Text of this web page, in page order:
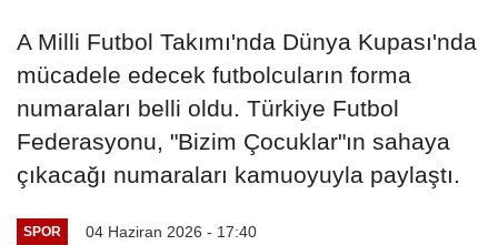
A Milli Futbol Takımı'nda Dünya Kupası'nda
mücadele edecek futbolcuların forma
numaraları belli oldu. Türkiye Futbol
Federasyonu, "Bizim Çocuklar"ın sahaya
çıkacağı numaraları kamuoyuyla paylaştı.
SPOR 04 Haziran 2026 - 17:40